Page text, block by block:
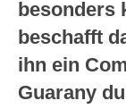
besonders
beschafft
ihn ein
Guarany